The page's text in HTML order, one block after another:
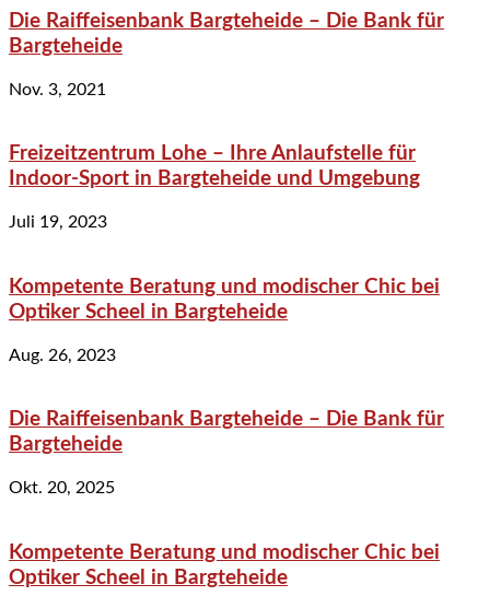
Die Raiffeisenbank Bargteheide – Die Bank für
Bargteheide
Nov. 3, 2021
Freizeitzentrum Lohe – Ihre Anlaufstelle für
Indoor-Sport in Bargteheide und Umgebung
Juli 19, 2023
Kompetente Beratung und modischer Chic bei
Optiker Scheel in Bargteheide
Aug. 26, 2023
Die Raiffeisenbank Bargteheide – Die Bank für
Bargteheide
Okt. 20, 2025
Kompetente Beratung und modischer Chic bei
Optiker Scheel in Bargteheide